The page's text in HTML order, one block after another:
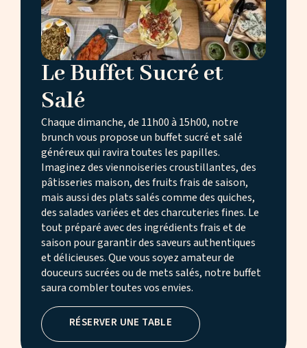
Le Buffet Sucré et
Salé
Chaque dimanche, de 11h00 à 15h00, notre
brunch vous propose un buffet sucré et salé
généreux qui ravira toutes les papilles.
Imaginez des viennoiseries croustillantes, des
pâtisseries maison, des fruits frais de saison,
mais aussi des plats salés comme des quiches,
des salades variées et des charcuteries fines. Le
tout préparé avec des ingrédients frais et de
saison pour garantir des saveurs authentiques
et délicieuses. Que vous soyez amateur de
douceurs sucrées ou de mets salés, notre buffet
saura combler toutes vos envies.
RÉSERVER UNE TABLE